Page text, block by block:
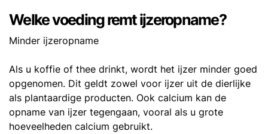
Welke voeding remt ijzeropname?
Minder ijzeropname
Als u koffie of thee drinkt, wordt het ijzer minder goed
opgenomen. Dit geldt zowel voor ijzer uit de dierlijke
als plantaardige producten. Ook calcium kan de
opname van ijzer tegengaan, vooral als u grote
hoeveelheden calcium gebruikt.